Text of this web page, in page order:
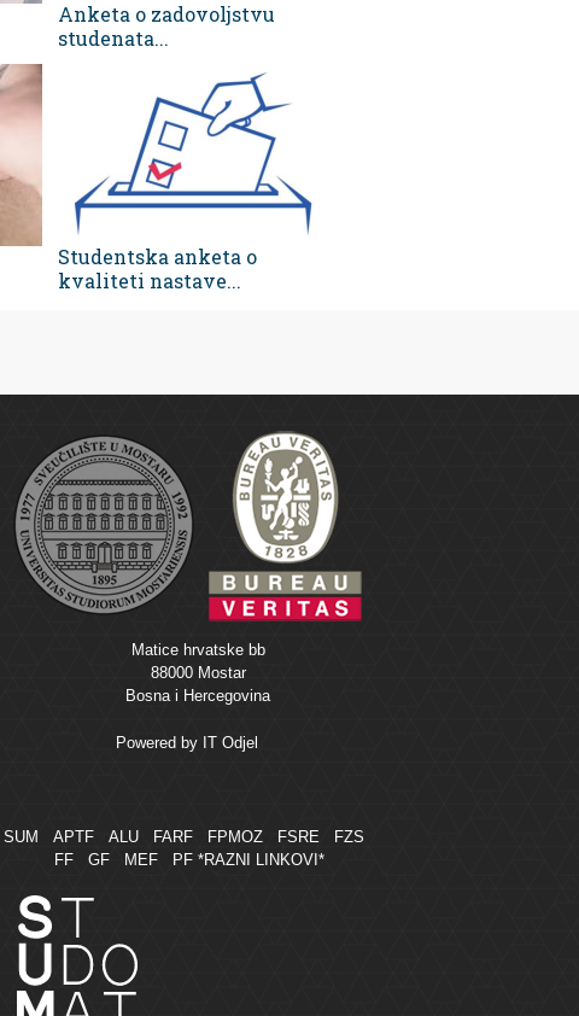
Anketa o zadovoljstvu
studenata...
Studentska anketa o
kvaliteti nastave...
Matice hrvatske bb
88000 Mostar
Bosna i Hercegovina
Powered by IT Odjel
SUM APTF ALU FARF FPMOZ FSRE
FZS
FF
GF MEF PF *RAZNI LINKOVI*